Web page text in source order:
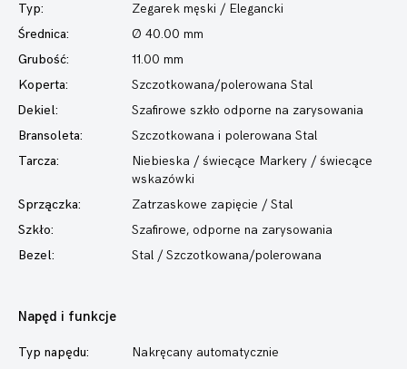
Typ:
Zegarek męski / Elegancki
Średnica:
Ø 40.00 mm
Grubość:
11.00 mm
Koperta:
Szczotkowana/polerowana Stal
Dekiel:
Szafirowe szkło odporne na zarysowania
Bransoleta:
Szczotkowana i polerowana Stal
Tarcza:
Niebieska / świecące Markery / świecące
wskazówki
Sprzączka:
Zatrzaskowe zapięcie / Stal
Szkło:
Szafirowe, odporne na zarysowania
Bezel:
Stal / Szczotkowana/polerowana
Napęd i funkcje
Typ napędu:
Nakręcany automatycznie